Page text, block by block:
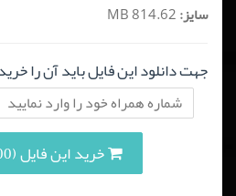
سایز:
جهت دانلود این فایل باید آن را
خرید این فایل (6,500 تومان)